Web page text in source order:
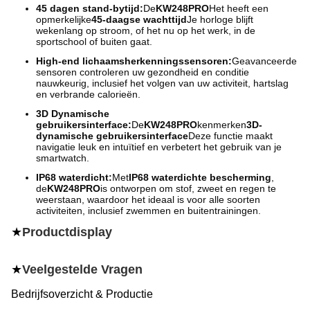
45 dagen stand-bytijd:DeKW248PROHet heeft een
opmerkelijke45-daagse wachttijdJe horloge blijft
wekenlang op stroom, of het nu op het werk, in de
sportschool of buiten gaat.
High-end lichaamsherkenningssensoren:Geavanceerde
sensoren controleren uw gezondheid en conditie
nauwkeurig, inclusief het volgen van uw activiteit, hartslag
en verbrande calorieën.
3D Dynamische
gebruikersinterface:DeKW248PROkenmerken3D-
dynamische gebruikersinterfaceDeze functie maakt
navigatie leuk en intuïtief en verbetert het gebruik van je
smartwatch.
IP68 waterdicht:MetIP68 waterdichte bescherming
deKW248PROis ontworpen om stof, zweet en regen te
weerstaan, waardoor het ideaal is voor alle soorten
activiteiten, inclusief zwemmen en buitentrainingen.
★Productdisplay
★Veelgestelde Vragen
Bedrijfsoverzicht & Productie